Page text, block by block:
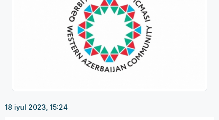
18 iyul 2023, 15:24